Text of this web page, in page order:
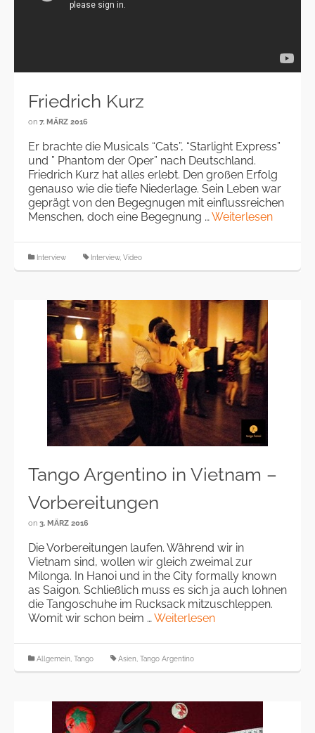
Friedrich Kurz
on 7. MÄRZ 2016
Er brachte die Musicals “Cats”, “Starlight Express”
und ” Phantom der Oper” nach Deutschland.
Friedrich Kurz hat alles erlebt. Den großen Erfolg
genauso wie die tiefe Niederlage. Sein Leben war
geprägt von den Begegnugen mit einflussreichen
Menschen, doch eine Begegnung …Weiterlesen
Interview Interview, Video
Tango Argentino in Vietnam –
Vorbereitungen
on 3. MÄRZ 2016
Die Vorbereitungen laufen. Während wir in
Vietnam sind, wollen wir gleich zweimal zur
Milonga. In Hanoi und in the City formally known
as Saigon. Schließlich muss es sich ja auch lohnen
die Tangoschuhe im Rucksack mitzuschleppen.
Womit wir schon beim …Weiterlesen
Allgemein Tango Asien Tango Argentino